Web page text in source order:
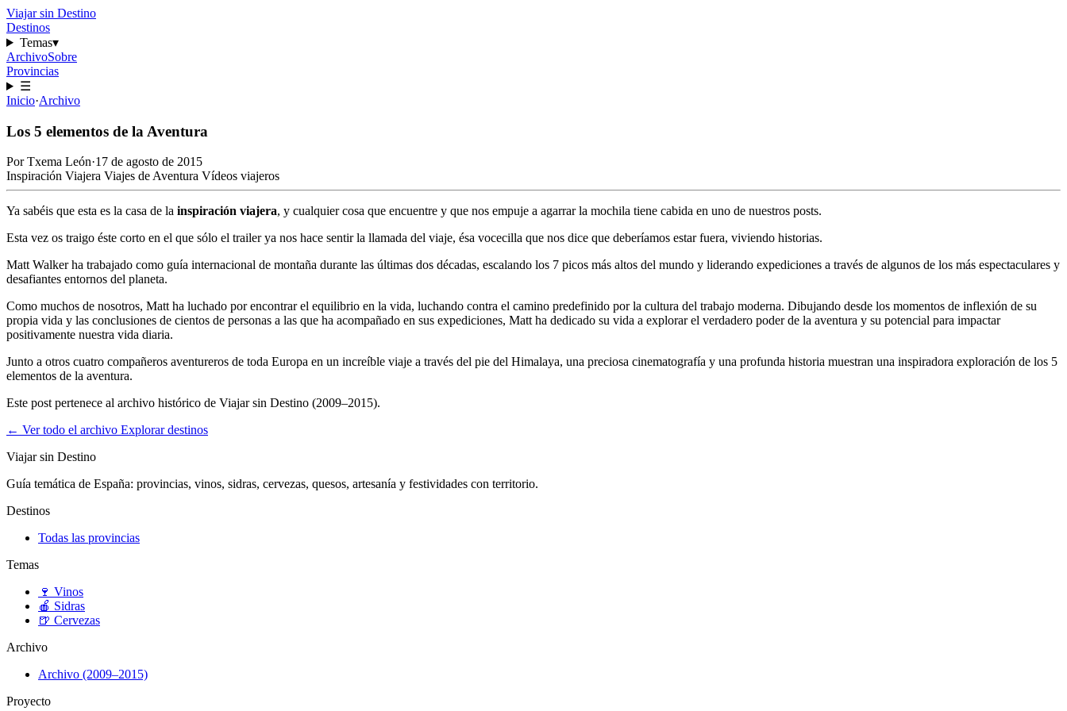
Viajar sin Destino
Destinos
Temas▾
ArchivoSobre
Provincias
☰
Inicio·Archivo
Los 5 elementos de la Aventura
PorTxema León·17 de agosto de 2015
Inspiración Viajera Viajes de Aventura Vídeos viajeros
Ya sabéis que esta es la casa de la inspiración viajera, y cualquier cosa que encuentre y que nos empuje a agarrar la mochila tiene cabida en uno de nuestros posts.
Esta vez os traigo éste corto en el que sólo el trailer ya nos hace sentir la llamada del viaje, ésa vocecilla que nos dice que deberíamos estar fuera, viviendo historias.
Matt Walker ha trabajado como guía internacional de montaña durante las últimas dos décadas, escalando los 7 picos más altos del mundo y liderando expediciones a través de algunos de los más espectaculares y
desafiantes entornos del planeta.
Como muchos de nosotros, Matt ha luchado por encontrar el equilibrio en la vida, luchando contra el camino predefinido por la cultura del trabajo moderna. Dibujando desde los momentos de inflexión de su
propia vida y las conclusiones de cientos de personas a las que ha acompañado en sus expediciones, Matt ha dedicado su vida a explorar el verdadero poder de la aventura y su potencial para impactar
positivamente nuestra vida diaria.
Junto a otros cuatro compañeros aventureros de toda Europa en un increíble viaje a través del pie del Himalaya, una preciosa cinematografía y una profunda historia muestran una inspiradora exploración de los 5
elementos de la aventura.
Este post pertenece al archivo histórico de Viajar sin Destino (2009–2015).
← Ver todo el archivo Explorar destinos
Viajar sin Destino
Guía temática de España: provincias, vinos, sidras, cervezas, quesos, artesanía y festividades con territorio.
Destinos
Todas las provincias
Temas
🍷 Vinos
🍎 Sidras
🍺 Cervezas
Archivo
Archivo (2009–2015)
Proyecto